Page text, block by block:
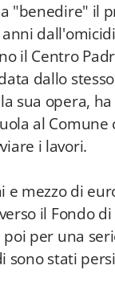
a "benedire" il
il Centro
dallo
sua opera,
al Comune
i lavori.
e mezzo di
il Fondo
poi per una
sono stati